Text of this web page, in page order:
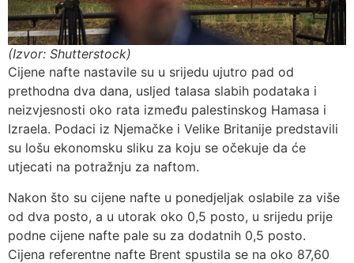
(Izvor: Shutterstock)
Cijene nafte nastavile su u srijedu ujutro pad od
prethodna dva dana, usljed talasa slabih podataka i
neizvjesnosti oko rata između palestinskog Hamasa i
Izraela. Podaci iz Njemačke i Velike Britanije predstavili
su lošu ekonomsku sliku za koju se očekuje da će
utjecati na potražnju za naftom.
Nakon što su cijene nafte u ponedjeljak oslabile za više
od dva posto, a u utorak oko 0,5 posto, u srijedu prije
podne cijene nafte pale su za dodatnih 0,5 posto.
Cijena referentne nafte Brent spustila se na oko 87,60